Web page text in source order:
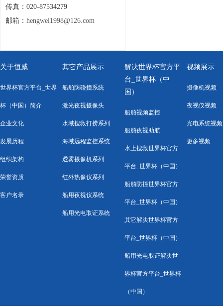
传真：020-87534279
邮箱： hengwei1998@126.com
关于恒威
世界杯官方平台_世界
杯（中国）简介
企业文化
发展历程
组织架构
荣誉资质
客户名录
其它产品展示
船舶防碰撞系统
激光夜视摄像头
水域搜救打捞系列
海域远程监控系统
透雾摄像机系列
红外热像仪系列
船用夜视仪系统
船用光电取证系统
解决世界杯官方平
台_世界杯（中
国）
船舶视频监控
船舶夜视助航
水上搜救世界杯官方
平台_世界杯（中国）
船舶防撞世界杯官方
平台_世界杯（中国）
其它解决世界杯官方
平台_世界杯（中国）
船用光电取证解决世
界杯官方平台_世界杯
（中国）
视频展示
摄像机视频
夜视仪视频
光电系统视频
更多视频